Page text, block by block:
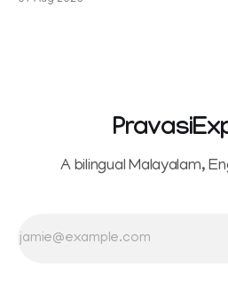
Sowrnalingam has taken a new
A bilingual Malayalam,